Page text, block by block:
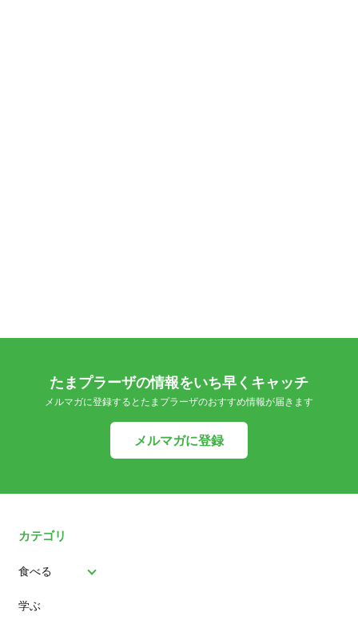
たまプラーザの情報をいち早くキャッチ
メルマガに登録するとたまプラーザのおすすめ情報が届きます
メルマガに登録
カテゴリ
食べる
パン
学ぶ